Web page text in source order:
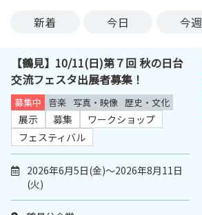
新着 今日 今週
【鶴見】10/11(日)第７回 秋の日台
交流フェスタ出展者募集！
募集中 音楽 写真・映像 歴史・文化
展示 募集
ワークショップ
フェスティバル
2026年6月5日(金)～2026年8月11日
(火)